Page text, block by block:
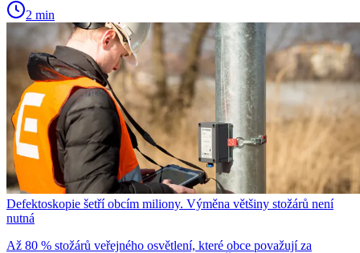
2 min
Defektoskopie šetří obcím miliony. Výměna většiny stožárů není
nutná
Až 80 % stožárů veřejného osvětlení, které obce považují za